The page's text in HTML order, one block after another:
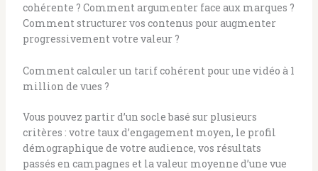
cohérente ? Comment argumenter face aux marques ?
Comment structurer vos contenus pour augmenter
progressivement votre valeur ?
Comment calculer un tarif cohérent pour une vidéo à 1
million de vues ?
Vous pouvez partir d’un socle basé sur plusieurs
critères : votre taux d’engagement moyen, le profil
démographique de votre audience, vos résultats
passés en campagnes et la valeur moyenne d’une vue